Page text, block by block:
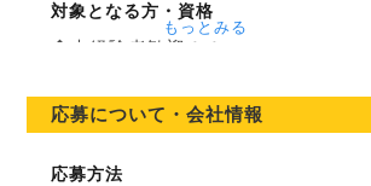
対象となる方・資格
◆未経験者歓迎！！
◆男女学生さん・フリーターさん
主婦さん活躍中です！！
もっとみる
応募について・会社情報
応募方法